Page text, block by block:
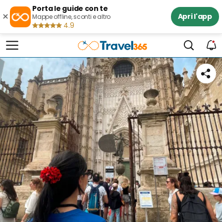
×
Porta le guide con te
Mappe offline, sconti e altro
4.9
Apri l'app